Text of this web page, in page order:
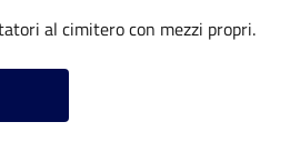
al cimitero con mezzi propri.